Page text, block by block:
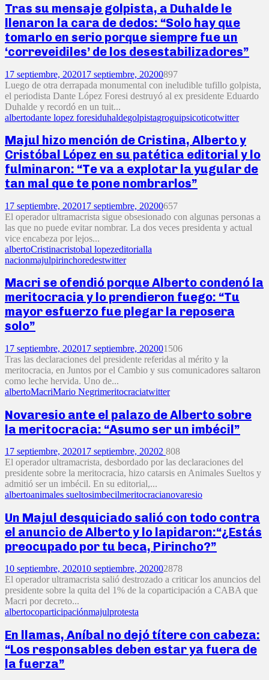
Tras su mensaje golpista, a Duhalde le
llenaron la cara de dedos: “Solo hay que
tomarlo en serio porque siempre fue un
‘correveidiles’ de los desestabilizadores”
17 septiembre, 202017 septiembre, 20200897
Luego de otra derrapada monumental con ineludible tufillo golpista,
el periodista Dante López Foresi destruyó al ex presidente Eduardo
Duhalde y recordó en un tuit...
albertodante lopez foresiduhaldegolpistagroguipsicoticotwitter
Majul hizo mención de Cristina, Alberto y
Cristóbal López en su patética editorial y lo
fulminaron: “Te va a explotar la yugular de
tan mal que te pone nombrarlos”
17 septiembre, 202017 septiembre, 20200657
El operador ultramacrista sigue obsesionado con algunas personas a
las que no puede evitar nombrar. La dos veces presidenta y actual
vice encabeza por lejos...
albertoCristinacristobal lopezeditorialla
nacionmajulpirinchoredestwitter
Macri se ofendió porque Alberto condenó la
meritocracia y lo prendieron fuego: “Tu
mayor esfuerzo fue plegar la reposera
solo”
17 septiembre, 202017 septiembre, 202001506
Tras las declaraciones del presidente referidas al mérito y la
meritocracia, en Juntos por el Cambio y sus comunicadores saltaron
como leche hervida. Uno de...
albertoMacriMario Negrimeritocraciatwitter
Novaresio ante el palazo de Alberto sobre
la meritocracia: “Asumo ser un imbécil”
17 septiembre, 202017 septiembre, 20202 808
El operador ultramacrista, desbordado por las declaraciones del
presidente sobre la meritocracia, hizo catarsis en Animales Sueltos y
admitió ser un imbécil. En su editorial,...
albertoanimales sueltosimbecilmeritocracianovaresio
Un Majul desquiciado salió con todo contra
el anuncio de Alberto y lo lapidaron:“¿Estás
preocupado por tu beca, Pirincho?”
10 septiembre, 202010 septiembre, 202002878
El operador ultramacrista salió destrozado a criticar los anuncios del
presidente sobre la quita del 1% de la coparticipación a CABA que
Macri por decreto...
albertocoparticipaciónmajulprotesta
En llamas, Aníbal no dejó títere con cabeza:
“Los responsables deben estar ya fuera de
la fuerza”